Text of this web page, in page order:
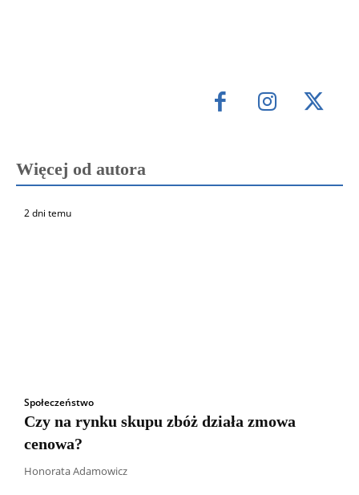
Więcej od autora
2 dni temu
Społeczeństwo
Czy na rynku skupu zbóż działa zmowa
cenowa?
Honorata Adamowicz